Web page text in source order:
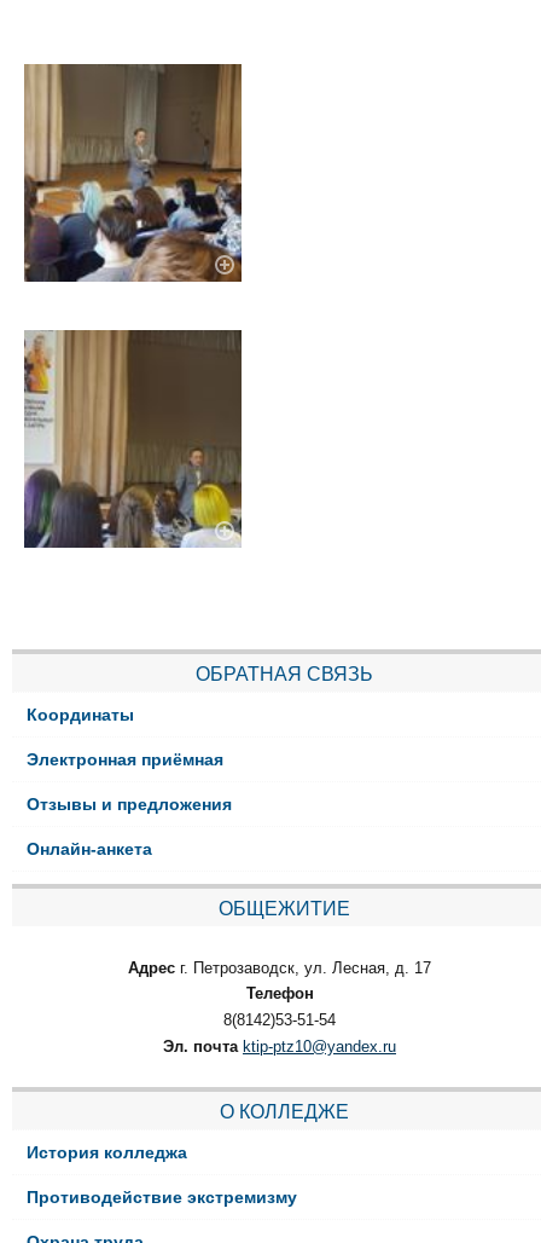
ОБРАТНАЯ СВЯЗЬ
Координаты
Электронная приёмная
Отзывы и предложения
Онлайн-анкета
ОБЩЕЖИТИЕ
Адрес г. Петрозаводск, ул. Лесная, д. 17
Телефон
8(8142)53-51-54
Эл. почта ktip-ptz10@yandex.ru
О КОЛЛЕДЖЕ
История колледжа
Противодействие экстремизму